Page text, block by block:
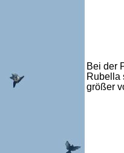
Bei der
Rubella
größer